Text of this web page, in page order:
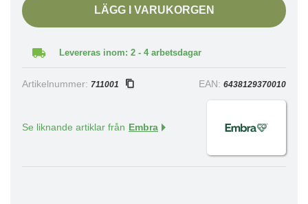
LÄGG I VARUKORGEN
Levereras inom: 2 - 4 arbetsdagar
Artikelnummer: 711001 EAN: 6438129370010
Se liknande artiklar från Embra